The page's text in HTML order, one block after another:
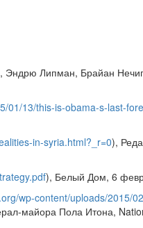
Эндрю Липман, Брайан
01/13/this-is-obama-s-last-
in-syria.html?_r=0),
), Белый Дом, 6
wp-content/uploads/2015/
майора Пола Итона,